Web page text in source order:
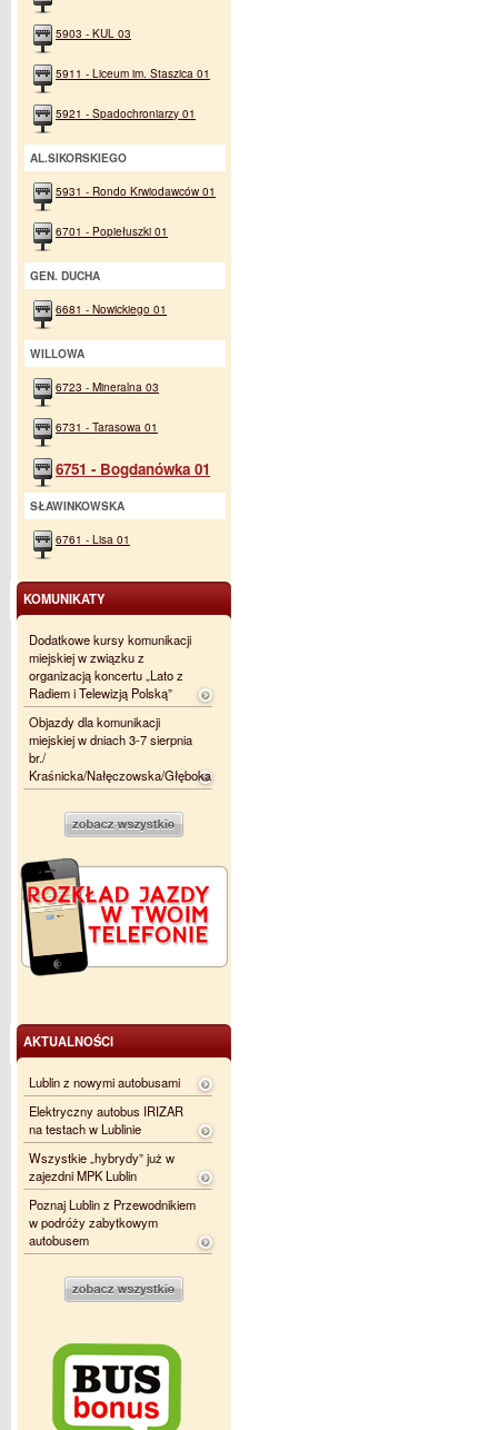
5903 - KUL 03
5911 - Liceum im. Staszica 01
5921 - Spadochroniarzy 01
AL.SIKORSKIEGO
5931 - Rondo Krwiodawców 01
6701 - Popiełuszki 01
GEN. DUCHA
6681 - Nowickiego 01
WILLOWA
6723 - Mineralna 03
6731 - Tarasowa 01
6751 - Bogdanówka 01
SŁAWINKOWSKA
6761 - Lisa 01
KOMUNIKATY
Dodatkowe kursy komunikacji
miejskiej w związku z
organizacją koncertu „Lato z
Radiem i Telewizją Polską”
Objazdy dla komunikacji
miejskiej w dniach 3-7 sierpnia
br./
Kraśnicka/Nałęczowska/Głęboka
AKTUALNOŚCI
Lublin z nowymi autobusami
Elektryczny autobus IRIZAR
na testach w Lublinie
Wszystkie „hybrydy” już w
zajezdni MPK Lublin
Poznaj Lublin z Przewodnikiem
w podróży zabytkowym
autobusem